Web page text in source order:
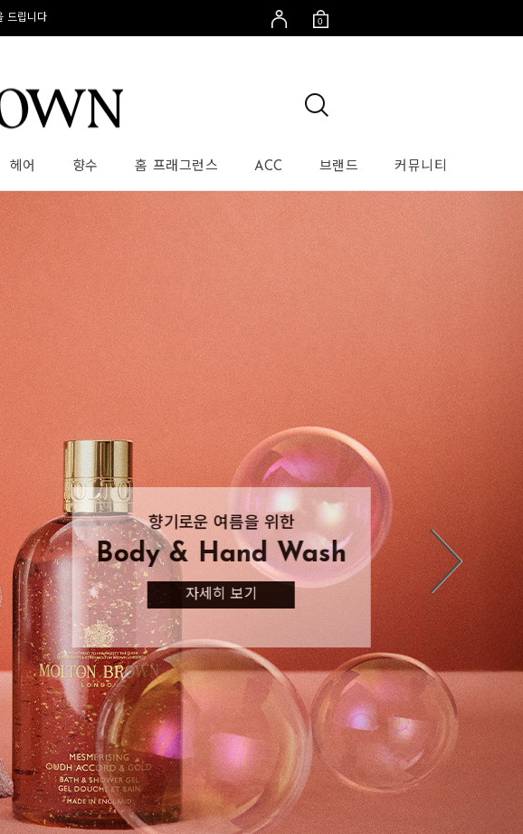
드립니다 0
헤어 향수 홈 프래그런스 ACC 브랜드 커뮤니티
몰튼 브라운의 향기 제안
Season Fragrance
자세히 보기
향기로운 여름을 위한
Body & Hand Wash
자세히 보기
향기로운 여름 헤어케어
Hair Refresh
자세히 보기
몰튼 브라운의 향기 제안
Season Fragrance
자세히 보기
향기로운 여름을 위한
Body & Hand Wash
자세히 보기